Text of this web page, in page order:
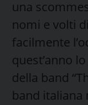
una
nomi e volti
facilmente
quest’anno
della band
band italiana